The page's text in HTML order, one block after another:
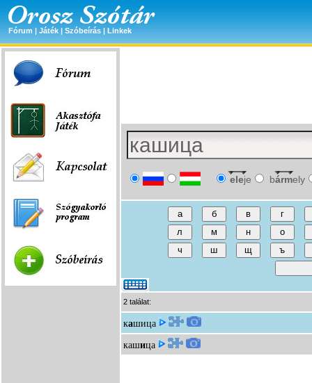
Fórum | Játék | Szóbeírás | Linkek
eleje bármely
2 találat:
кашица
кашица